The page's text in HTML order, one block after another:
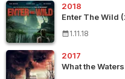
2018
Enter The Wild
1.11.18
2017
What the